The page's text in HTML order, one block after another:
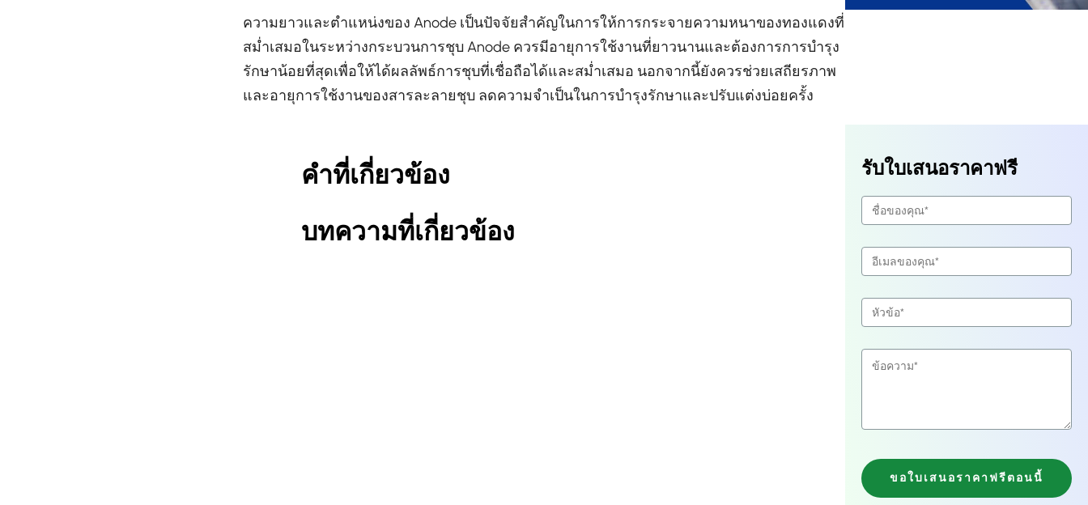
ความยาวและตำแหน่งของ Anode เป็นปัจจัยสำคัญในการให้การกระจายความหนาของทองแดงที่
สม่ำเสมอในระหว่างกระบวนการชุบ Anode ควรมีอายุการใช้งานที่ยาวนานและต้องการการบำรุง
รักษาน้อยที่สุดเพื่อให้ได้ผลลัพธ์การชุบที่เชื่อถือได้และสม่ำเสมอ นอกจากนี้ยังควรช่วยเสถียรภาพ
และอายุการใช้งานของสารละลายชุบ ลดความจำเป็นในการบำรุงรักษาและปรับแต่งบ่อยครั้ง
คำที่เกี่ยวข้อง
บทความที่เกี่ยวข้อง
รับใบเสนอราคาฟรี